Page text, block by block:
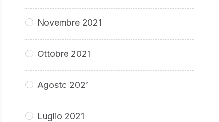
Novembre 2021
Ottobre 2021
Agosto 2021
Luglio 2021